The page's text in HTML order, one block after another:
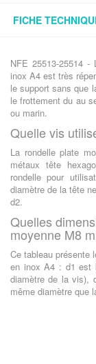
FICHE
NFE 25513-25514
inox A4 est très
le support sans que
le frottement du au
ou marin.
Quelle vis
La rondelle plate
métaux tête
rondelle pour
diamètre de la tête
d2.
Quelles
moyenne M8
Ce tableau présente
en inox A4 : d1 est
diamètre de la vis),
même diamètre que